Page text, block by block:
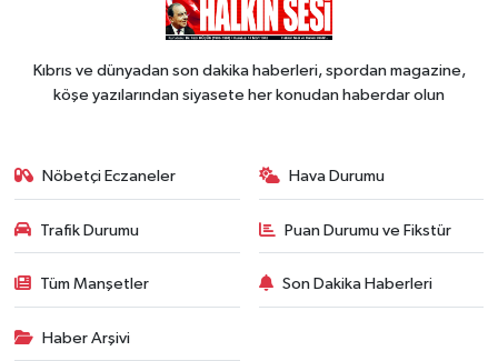
Kıbrıs ve dünyadan son dakika haberleri, spordan magazine,
köşe yazılarından siyasete her konudan haberdar olun
Nöbetçi Eczaneler Hava Durumu
Trafik Durumu Puan Durumu ve Fikstür
Tüm Manşetler Son Dakika Haberleri
Haber Arşivi